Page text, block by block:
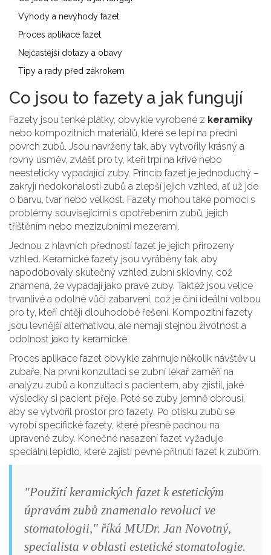
Výhody a nevýhody fazet
Proces aplikace fazet
Nejčastější dotazy a obavy
Tipy a rady před zákrokem
Co jsou to fazety a jak fungují
Fazety jsou tenké plátky, obvykle vyrobené z keramiky
nebo kompozitních materiálů, které se lepí na přední
povrch zubů. Jsou navrženy tak, aby vytvořily krásný a
rovný úsměv, zvlášť pro ty, kteří trpí na křivé nebo
neesteticky vypadající zuby. Princip fazet je jednoduchý –
zakryjí nedokonalosti zubů a zlepší jejich vzhled, ať už jde
o barvu, tvar nebo velikost. Fazety mohou také pomoci s
problémy souvisejícími s opotřebením zubů, jejich
tříštěním nebo mezizubními mezerami.
Jednou z hlavních předností fazet je jejich přirozený
vzhled. Keramické fazety jsou vyráběny tak, aby
napodobovaly skutečný vzhled zubní skloviny, což
znamená, že vypadají jako pravé zuby. Taktéž jsou velice
trvanlivé a odolné vůči zabarvení, což je činí ideální volbou
pro ty, kteří chtějí dlouhodobé řešení. Kompozitní fazety
jsou levnější alternativou, ale nemají stejnou životnost a
odolnost jako ty keramické.
Proces aplikace fazet obvykle zahrnuje několik návštěv u
zubaře. Na první konzultaci se zubní lékař zaměří na
analýzu zubů a konzultaci s pacientem, aby zjistil, jaké
výsledky si pacient přeje. Poté se zuby jemně obrousí,
aby se vytvořil prostor pro fazety. Po otisku zubů se
vyrobí specifické fazety, které přesně padnou na
upravené zuby. Konečné nasazení fazet vyžaduje
speciální lepidlo, které zajistí pevné přilnutí fazet k zubům.
"Použití keramických fazet k estetickým
úpravám zubů znamenalo revoluci ve
stomatologii," říká MUDr. Jan Novotný,
specialista v oblasti estetické stomatologie.